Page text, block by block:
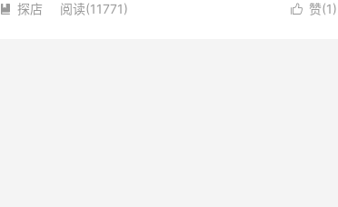
 赞(1)
 探店 阅读(11771)